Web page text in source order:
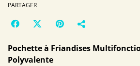
PARTAGER
Pochette à Friandises
Polyvalente